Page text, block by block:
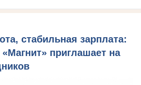
стабильная зарплата:
«Магнит» приглашает на